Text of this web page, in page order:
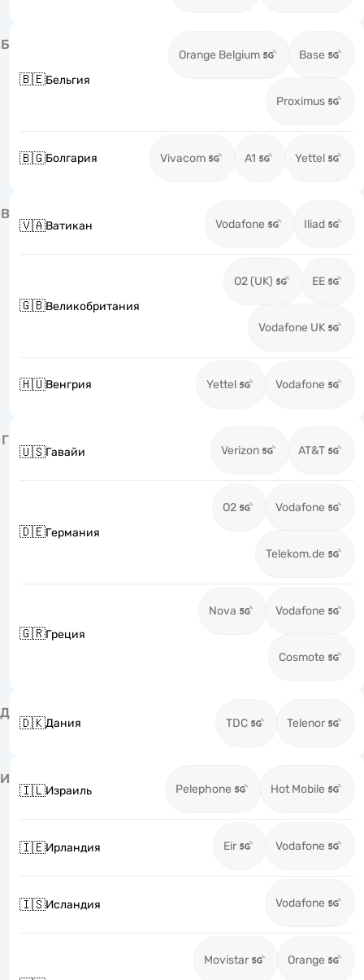
Б
🇧🇪Бельгия
Orange Belgium Base
Proximus
🇧🇬Болгария Vivacom A1 Yettel
В
🇻🇦Ватикан Vodafone Iliad
🇬🇧Великобритания
O2 (UK) EE
Vodafone UK
🇭🇺Венгрия Yettel Vodafone
Г
🇺🇸Гавайи Verizon AT&T
🇩🇪Германия
O2 Vodafone
Telekom.de
🇬🇷Греция
Nova Vodafone
Cosmote
Д
🇩🇰Дания TDC Telenor
И
🇮🇱Израиль Pelephone Hot Mobile
🇮🇪Ирландия Eir Vodafone
🇮🇸Исландия Vodafone
Movistar Orange